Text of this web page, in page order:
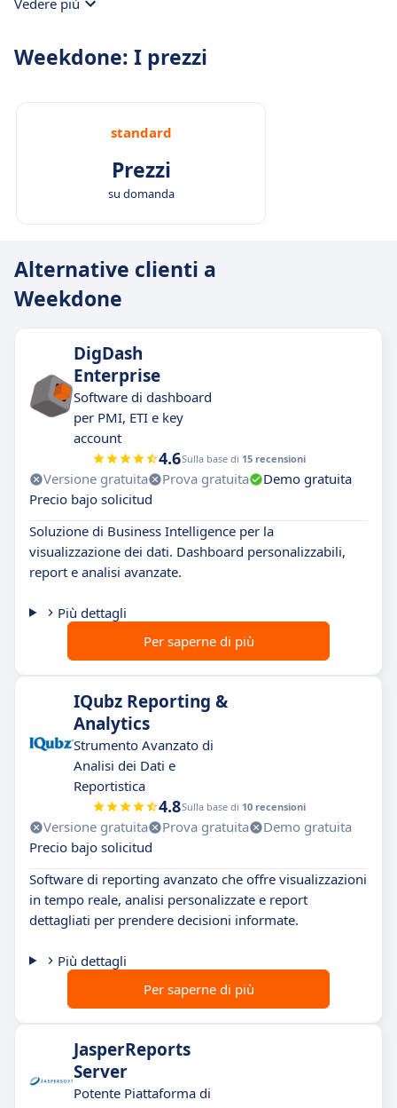
Vedere più
Weekdone: I prezzi
standard
Prezzi
su domanda
Alternative clienti a
Weekdone
DigDash
Enterprise
Software di dashboard
per PMI, ETI e key
account
4.6Sulla base di 15 recensioni
Versione gratuita Prova gratuita
Demo gratuita
Precio bajo solicitud
Soluzione di Business Intelligence per la
visualizzazione dei dati. Dashboard personalizzabili,
report e analisi avanzate.
Più dettagli
Per saperne di più
IQubz Reporting &
Analytics
Strumento Avanzato di
Analisi dei Dati e
Reportistica
4.8Sulla base di 10 recensioni
Versione gratuita Prova gratuita
Demo gratuita
Precio bajo solicitud
Software di reporting avanzato che offre visualizzazioni
in tempo reale, analisi personalizzate e report
dettagliati per prendere decisioni informate.
Più dettagli
Per saperne di più
JasperReports
Server
Potente Piattaforma di